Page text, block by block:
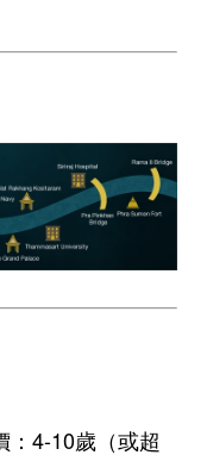
：4-10歲（或超